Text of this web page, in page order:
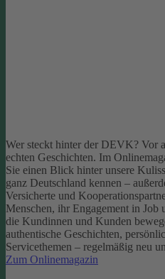
Wer steckt hinter der DEVK? Vor
echten Geschichten. Im
Sie einen Blick hinter unsere
ganz Deutschland kennen –
Versicherte und
Menschen, ihr Engagement in Job
die Kundinnen und Kunden
authentische Geschichten,
Servicethemen – regelmäßig neu
Zum Onlinemagazin